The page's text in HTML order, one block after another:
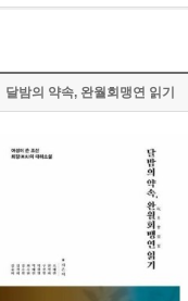
달밤의 약속, 완월회맹연 읽기